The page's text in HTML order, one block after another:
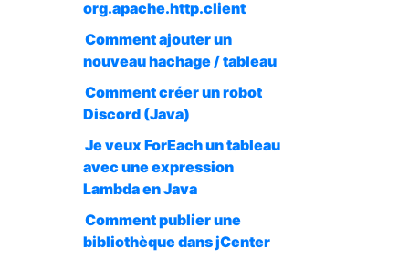
org.apache.http.client
Comment ajouter un
nouveau hachage / tableau
Comment créer un robot
Discord (Java)
Je veux ForEach un tableau
avec une expression
Lambda en Java
Comment publier une
bibliothèque dans jCenter